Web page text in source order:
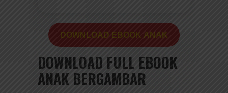
DOWNLOAD EBOOK ANAK
DOWNLOAD FULL EBOOK
ANAK BERGAMBAR